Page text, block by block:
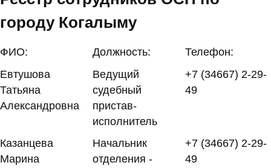
городу Когалыму
ФИО: Должность:
Телефон:
Евтушова
Татьяна
Александровна
Ведущий
судебный
пристав-
исполнитель
+7 (34667) 2-29-
49
Казанцева
Марина
Начальник
отделения -
+7 (34667) 2-29-
49